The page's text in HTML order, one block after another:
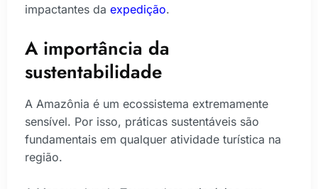
impactantes da expedição.
A importância da
sustentabilidade
A Amazônia é um ecossistema extremamente
sensível. Por isso, práticas sustentáveis são
fundamentais em qualquer atividade turística na
região.